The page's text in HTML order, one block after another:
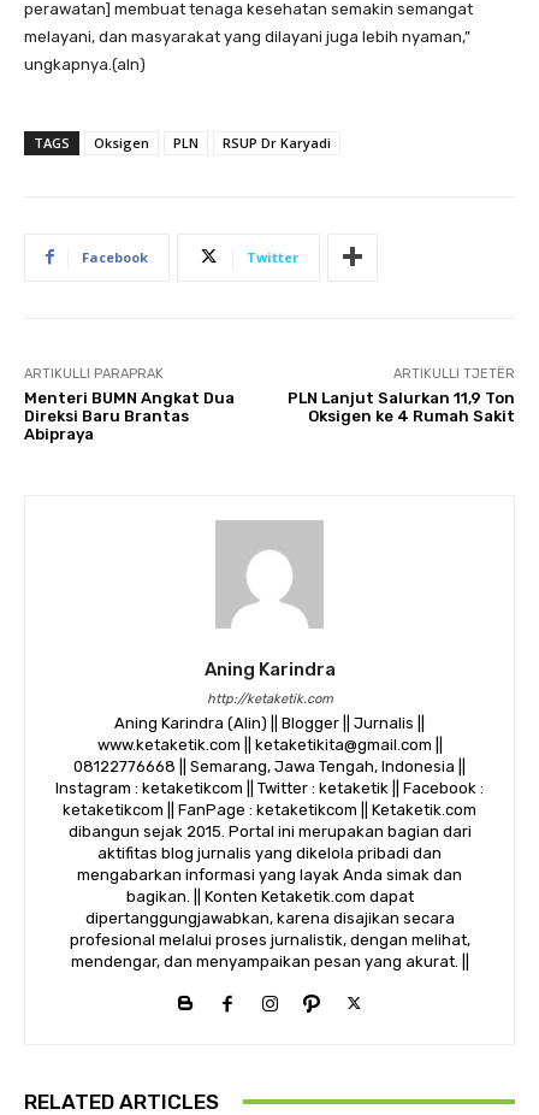
perawatan] membuat tenaga kesehatan semakin semangat
melayani, dan masyarakat yang dilayani juga lebih nyaman,”
ungkapnya.(aln)
TAGS Oksigen PLN RSUP Dr Karyadi
Facebook Twitter
ARTIKULLI PARAPRAK
Menteri BUMN Angkat Dua
Direksi Baru Brantas
Abipraya
ARTIKULLI TJETËR
PLN Lanjut Salurkan 11,9 Ton
Oksigen ke 4 Rumah Sakit
Aning Karindra
http://ketaketik.com
Aning Karindra (Alin) || Blogger || Jurnalis ||
www.ketaketik.com || ketaketikita@gmail.com ||
08122776668 || Semarang, Jawa Tengah, Indonesia ||
Instagram : ketaketikcom || Twitter : ketaketik || Facebook :
ketaketikcom || FanPage : ketaketikcom || Ketaketik.com
dibangun sejak 2015. Portal ini merupakan bagian dari
aktifitas blog jurnalis yang dikelola pribadi dan
mengabarkan informasi yang layak Anda simak dan
bagikan. || Konten Ketaketik.com dapat
dipertanggungjawabkan, karena disajikan secara
profesional melalui proses jurnalistik, dengan melihat,
mendengar, dan menyampaikan pesan yang akurat. ||
RELATED ARTICLES